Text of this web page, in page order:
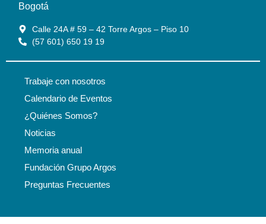
Bogotá
Calle 24A # 59 – 42 Torre Argos – Piso 10
(57 601) 650 19 19
Trabaje con nosotros
Calendario de Eventos
¿Quiénes Somos?
Noticias
Memoria anual
Fundación Grupo Argos
Preguntas Frecuentes